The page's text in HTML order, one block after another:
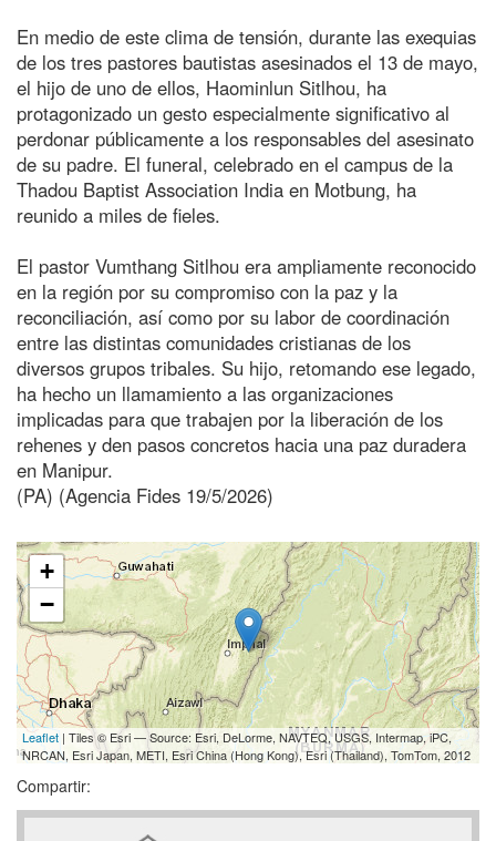
En medio de este clima de tensión, durante las exequias
de los tres pastores bautistas asesinados el 13 de mayo,
el hijo de uno de ellos, Haominlun Sitlhou, ha
protagonizado un gesto especialmente significativo al
perdonar públicamente a los responsables del asesinato
de su padre. El funeral, celebrado en el campus de la
Thadou Baptist Association India en Motbung, ha
reunido a miles de fieles.
El pastor Vumthang Sitlhou era ampliamente reconocido
en la región por su compromiso con la paz y la
reconciliación, así como por su labor de coordinación
entre las distintas comunidades cristianas de los
diversos grupos tribales. Su hijo, retomando ese legado,
ha hecho un llamamiento a las organizaciones
implicadas para que trabajen por la liberación de los
rehenes y den pasos concretos hacia una paz duradera
en Manipur.
(PA) (Agencia Fides 19/5/2026)
+
−
Leaflet | Tiles © Esri — Source: Esri, DeLorme, NAVTEQ, USGS, Intermap, iPC,
NRCAN, Esri Japan, METI, Esri China (Hong Kong), Esri (Thailand), TomTom, 2012
Compartir: